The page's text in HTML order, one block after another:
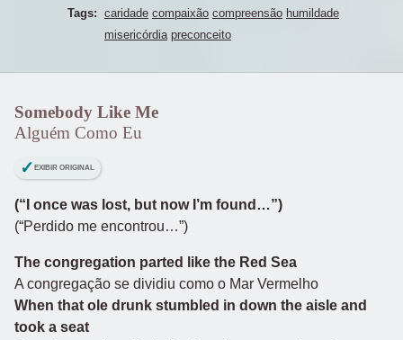
Tags: caridade compaixão compreensão humildade
misericórdia preconceito
Somebody Like Me
Alguém Como Eu
EXIBIR ORIGINAL
(“I once was lost, but now I’m found…”)
(“Perdido me encontrou…”)
The congregation parted like the Red Sea
A congregação se dividiu como o Mar Vermelho
When that ole drunk stumbled in down the aisle and
took a seat